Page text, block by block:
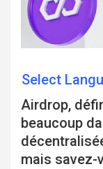
Select
Airdrop,
beaucoup
mais savez-